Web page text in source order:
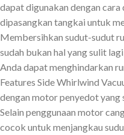
dapat digunakan dengan cara
dipasangkan tangkai untuk
Membersihkan sudut-sudut
sudah bukan hal yang sulit
Anda dapat menghindarkan
Features Side Whirlwind
dengan motor penyedot
Selain penggunaan motor
cocok untuk menjangkau